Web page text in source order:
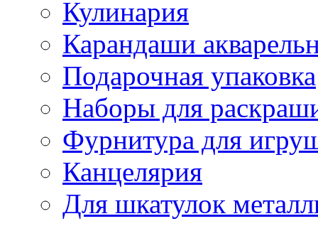
Кулинария
Карандаши
Подарочная упаковка
Наборы для
Фурнитура для
Канцелярия
Для шкатулок